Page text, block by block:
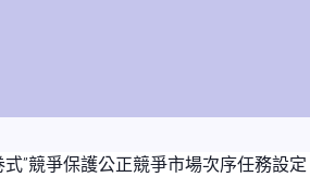
”競爭保護公正競爭市場次序任務設